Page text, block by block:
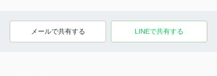
メールで共有する LINEで共有する